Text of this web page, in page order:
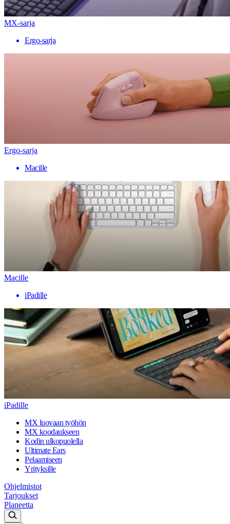
MX-sarja
Ergo-sarja
Ergo-sarja
Macille
Macille
iPadille
iPadille
MX luovaan työhön
MX koodaukseen
Kodin ulkopuolella
Ultimate Ears
Pelaamiseen
Yrityksille
Ohjelmistot
Tarjoukset
Planeetta